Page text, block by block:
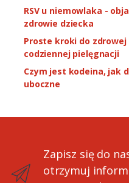
RSV u niemowlaka -
zdrowie dziecka
Proste kroki do
codziennej pielęgnacji
Czym jest kodeina, jak
uboczne
Zapisz się do
otrzymuj